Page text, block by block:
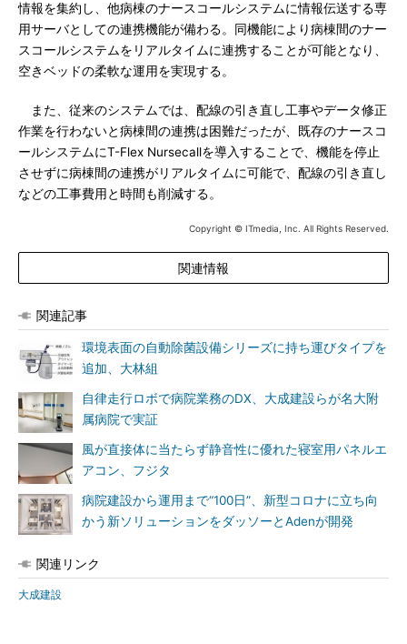
情報を集約し、他病棟のナースコールシステムに情報伝送する専
用サーバとしての連携機能が備わる。同機能により病棟間のナー
スコールシステムをリアルタイムに連携することが可能となり、
空きベッドの柔軟な運用を実現する。
また、従来のシステムでは、配線の引き直し工事やデータ修正
作業を行わないと病棟間の連携は困難だったが、既存のナースコ
ールシステムにT-Flex Nursecallを導入することで、機能を停止
させずに病棟間の連携がリアルタイムに可能で、配線の引き直し
などの工事費用と時間も削減する。
Copyright © ITmedia, Inc. All Rights Reserved.
関連情報
関連記事
環境表面の自動除菌設備シリーズに持ち運びタイプを
追加、大林組
自律走行ロボで病院業務のDX、大成建設らが名大附
属病院で実証
風が直接体に当たらず静音性に優れた寝室用パネルエ
アコン、フジタ
病院建設から運用まで“100日”、新型コロナに立ち向
かう新ソリューションをダッソーとAdenが開発
関連リンク
大成建設